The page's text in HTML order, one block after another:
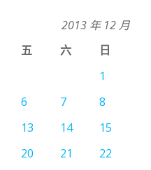
2013 年 12 月
五 六
日
1
6 7
8
13 14
15
20 21
22